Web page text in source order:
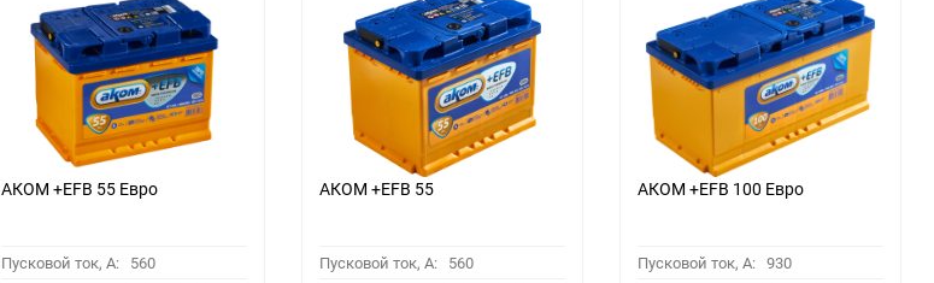
АКОМ +EFB 55 Евро
Пусковой ток, A: 560
АКОМ +EFB 55
Пусковой ток, A: 560
АКОМ +EFB 100 Евро
Пусковой ток, A: 930